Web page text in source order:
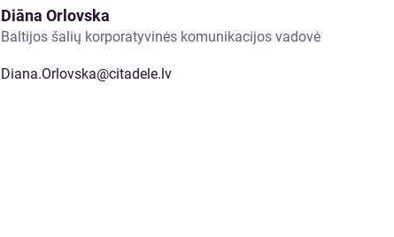
Diāna Orlovska
Baltijos šalių korporatyvinės komunikacijos vadovė
Diana.Orlovska@citadele.lv